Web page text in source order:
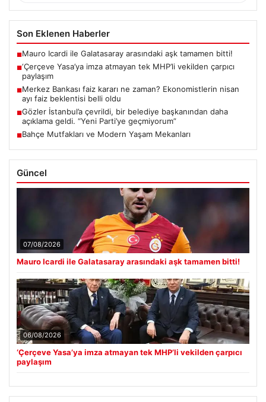
Son Eklenen Haberler
■Mauro Icardi ile Galatasaray arasındaki aşk tamamen bitti!
■‘Çerçeve Yasa’ya imza atmayan tek MHP’li vekilden çarpıcı
paylaşım
■Merkez Bankası faiz kararı ne zaman? Ekonomistlerin nisan
ayı faiz beklentisi belli oldu
■Gözler İstanbul’a çevrildi, bir belediye başkanından daha
açıklama geldi. “Yeni Parti’ye geçmiyorum”
■Bahçe Mutfakları ve Modern Yaşam Mekanları
Güncel
07/08/2026
Mauro Icardi ile Galatasaray arasındaki aşk tamamen bitti!
06/08/2026
‘Çerçeve Yasa’ya imza atmayan tek MHP’li vekilden çarpıcı
paylaşım